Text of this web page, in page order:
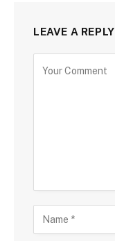
LEAVE A REPLY